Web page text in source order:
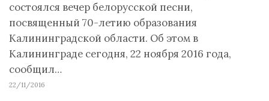
состоялся вечер белорусской песни,
посвященный 70-летию образования
Калининградской области. Об этом в
Калининграде сегодня, 22 ноября 2016 года,
сообщил…
22/11/2016